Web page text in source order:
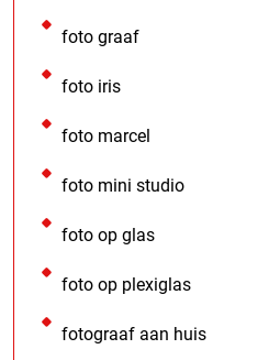
foto graaf
foto iris
foto marcel
foto mini studio
foto op glas
foto op plexiglas
fotograaf aan huis